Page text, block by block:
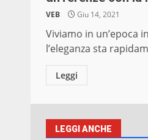
VEB Giu 14, 2021
Viviamo in un’epoca
l’eleganza sta
Leggi
LEGGI ANCHE